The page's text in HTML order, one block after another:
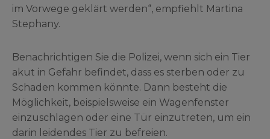
im Vorwege geklärt werden“, empfiehlt Martina
Stephany.
Benachrichtigen Sie die Polizei, wenn sich ein Tier
akut in Gefahr befindet, dass es sterben oder zu
Schaden kommen könnte. Dann besteht die
Möglichkeit, beispielsweise ein Wagenfenster
einzuschlagen oder eine Tür einzutreten, um ein
darin leidendes Tier zu befreien.